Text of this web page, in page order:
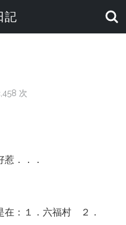
記
次
．．．
在：１．六福村 ２．